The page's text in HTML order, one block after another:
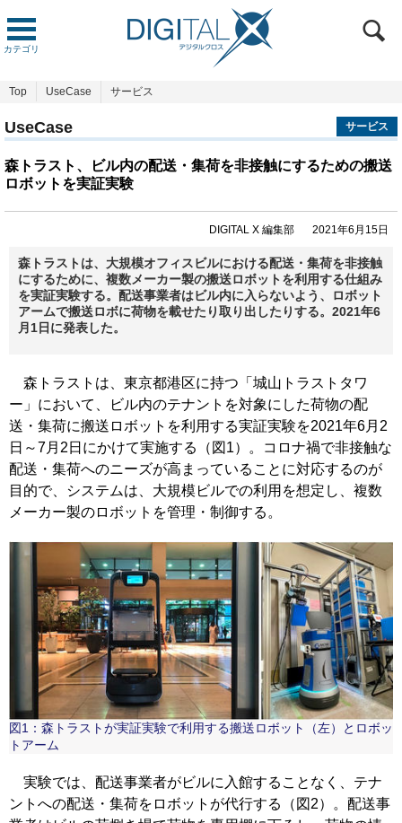
カテゴリ
Top UseCase サービス
UseCase サービス
森トラスト、ビル内の配送・集荷を非接触にするための搬送
ロボットを実証実験
DIGITAL X 編集部 2021年6月15日
森トラストは、大規模オフィスビルにおける配送・集荷を非接触
にするために、複数メーカー製の搬送ロボットを利用する仕組み
を実証実験する。配送事業者はビル内に入らないよう、ロボット
アームで搬送ロボに荷物を載せたり取り出したりする。2021年6
月1日に発表した。
森トラストは、東京都港区に持つ「城山トラストタワ
ー」において、ビル内のテナントを対象にした荷物の配
送・集荷に搬送ロボットを利用する実証実験を2021年6月2
日～7月2日にかけて実施する（図1）。コロナ禍で非接触な
配送・集荷へのニーズが高まっていることに対応するのが
目的で、システムは、大規模ビルでの利用を想定し、複数
メーカー製のロボットを管理・制御する。
図1：森トラストが実証実験で利用する搬送ロボット（左）とロボッ
トアーム
実験では、配送事業者がビルに入館することなく、テナ
ントへの配送・集荷をロボットが代行する（図2）。配送事